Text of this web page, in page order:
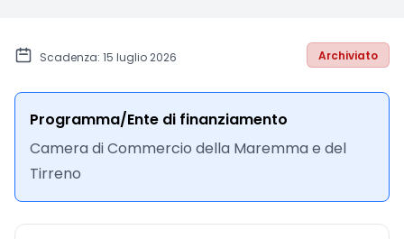
Scadenza: 15 luglio 2026 Archiviato
Programma/Ente di finanziamento
Camera di Commercio della Maremma e del
Tirreno